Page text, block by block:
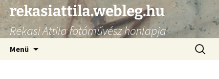
Ugrás
a
tartalomhoz
rekasiattila.webleg.hu
Rékasi Attila fotóművész honlapja
Menü